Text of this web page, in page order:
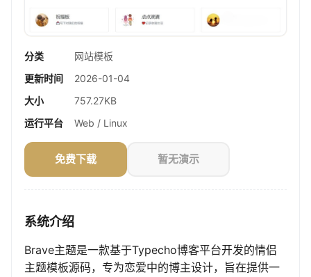
分类
网站模板
更新时间
2026-01-04
大小
757.27KB
运行平台
Web / Linux
免费下载 暂无演示
系统介绍
Brave主题是一款基于Typecho博客平台开发的情侣
主题模板源码，专为恋爱中的博主设计，旨在提供一